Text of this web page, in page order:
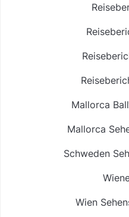
Mallorca
Mallorca
Schweden
Wien